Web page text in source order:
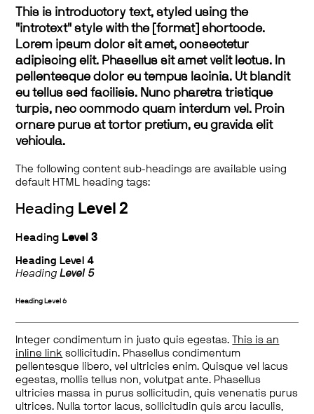
This is introductory text, styled using the
"introtext" style with the [format] shortcode.
Lorem ipsum dolor sit amet, consectetur
adipiscing elit. Phasellus sit amet velit lectus. In
pellentesque dolor eu tempus lacinia. Ut blandit
eu tellus sed facilisis. Nunc pharetra tristique
turpis, nec commodo quam interdum vel. Proin
ornare purus at tortor pretium, eu gravida elit
vehicula.
The following content sub-headings are available using
default HTML heading tags:
Heading Level 2
Heading Level 3
Heading Level 4
HeadingLevel 5
Heading Level 6
Integer condimentum in justo quis egestas.
This is an
inline link sollicitudin. Phasellus condimentum
pellentesque libero, vel ultricies enim. Quisque vel lacus
egestas, mollis tellus non, volutpat ante. Phasellus
ultricies massa in purus sollicitudin, quis venenatis purus
ultrices. Nulla tortor lacus, sollicitudin quis arcu iaculis,